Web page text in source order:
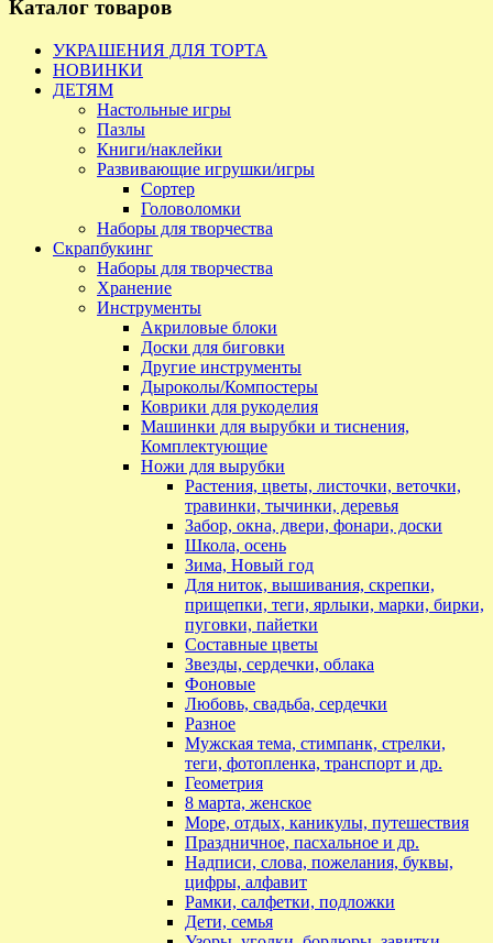
Каталог товаров
УКРАШЕНИЯ ДЛЯ ТОРТА
НОВИНКИ
ДЕТЯМ
Настольные игры
Пазлы
Книги/наклейки
Развивающие игрушки/игры
Сортер
Головоломки
Наборы для творчества
Скрапбукинг
Наборы для творчества
Хранение
Инструменты
Акриловые блоки
Доски для биговки
Другие инструменты
Дыроколы/Компостеры
Коврики для рукоделия
Машинки для вырубки и тиснения,
Комплектующие
Ножи для вырубки
Растения, цветы, листочки, веточки,
травинки, тычинки, деревья
Забор, окна, двери, фонари, доски
Школа, осень
Зима, Новый год
Для ниток, вышивания, скрепки,
прищепки, теги, ярлыки, марки, бирки,
пуговки, пайетки
Составные цветы
Звезды, сердечки, облака
Фоновые
Любовь, свадьба, сердечки
Разное
Мужская тема, стимпанк, стрелки,
теги, фотопленка, транспорт и др.
Геометрия
8 марта, женское
Море, отдых, каникулы, путешествия
Праздничное, пасхальное и др.
Надписи, слова, пожелания, буквы,
цифры, алфавит
Рамки, салфетки, подложки
Дети, семья